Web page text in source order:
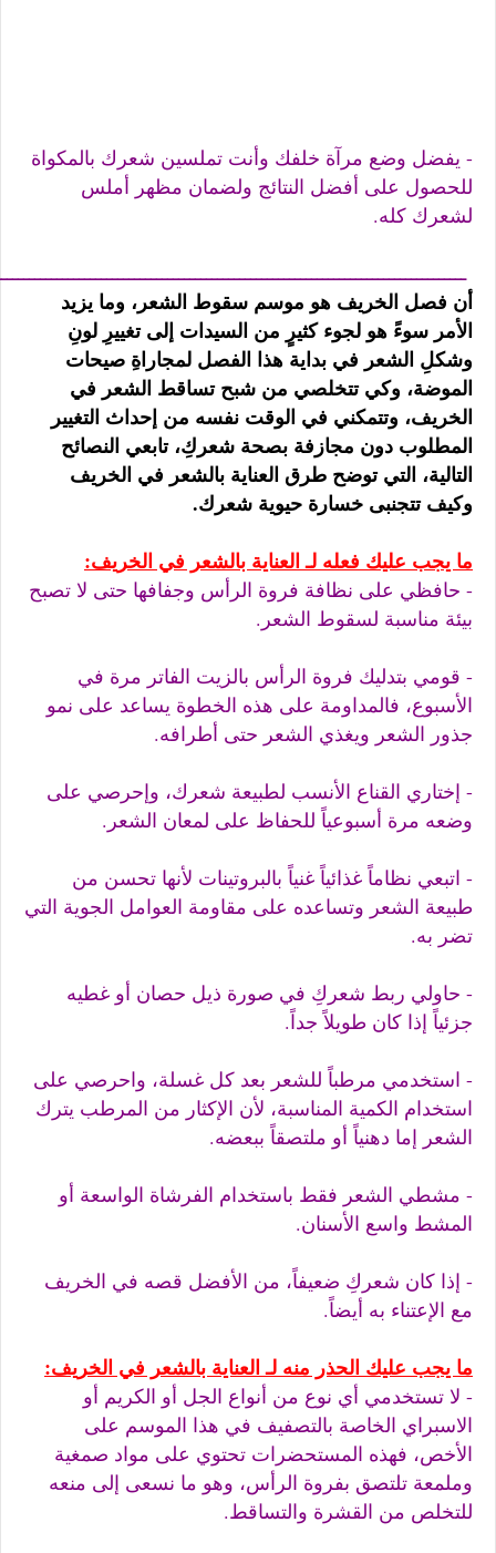
- يفضل وضع مرآة خلفك وأنت تملسين شعرك بالمكواة
للحصول على أفضل النتائج ولضمان مظهر أملس
لشعرك كله.
أن فصل الخريف هو موسم سقوط الشعر، وما يزيد
الأمر سوءً هو لجوء كثيرٍ من السيدات إلى تغييرِ لونِ
وشكلِ الشعر في بداية هذا الفصل لمجاراةِ صيحات
الموضة، وكي تتخلصي من شبح تساقط الشعر في
الخريف، وتتمكني في الوقت نفسه من إحداث التغيير
المطلوب دون مجازفة بصحة شعركِ، تابعي النصائح
التالية، التي توضح طرق العناية بالشعر في الخريف
وكيف تتجنبى خسارة حيوية شعرك.
ما يجب عليك فعله لـ العناية بالشعر في الخريف:
- حافظي على نظافة فروة الرأس وجفافها حتى لا تصبح
بيئة مناسبة لسقوط الشعر.
- قومي بتدليك فروة الرأس بالزيت الفاتر مرة في
الأسبوع، فالمداومة على هذه الخطوة يساعد على نمو
جذور الشعر ويغذي الشعر حتى أطرافه.
- إختاري القناع الأنسب لطبيعة شعرك، وإحرصي على
وضعه مرة أسبوعياً للحفاظ على لمعان الشعر.
- اتبعي نظاماً غذائياً غنياً بالبروتينات لأنها تحسن من
طبيعة الشعر وتساعده على مقاومة العوامل الجوية التي
تضر به.
- حاولي ربط شعركِ في صورة ذيل حصان أو غطيه
جزئياً إذا كان طويلاً جداً.
- استخدمي مرطباً للشعر بعد كل غسلة، واحرصي على
استخدام الكمية المناسبة، لأن الإكثار من المرطب يترك
الشعر إما دهنياً أو ملتصقاً ببعضه.
- مشطي الشعر فقط باستخدام الفرشاة الواسعة أو
المشط واسع الأسنان.
- إذا كان شعركِ ضعيفاً، من الأفضل قصه في الخريف
مع الإعتناء به أيضاً.
ما يجب عليك الحذر منه لـ العناية بالشعر في الخريف:
- لا تستخدمي أي نوع من أنواع الجل أو الكريم أو
الاسبراي الخاصة بالتصفيف في هذا الموسم على
الأخص، فهذه المستحضرات تحتوي على مواد صمغية
وملمعة تلتصق بفروة الرأس، وهو ما نسعى إلى منعه
للتخلص من القشرة والتساقط.